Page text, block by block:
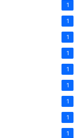
1
1
1
1
1
1
1
1
1